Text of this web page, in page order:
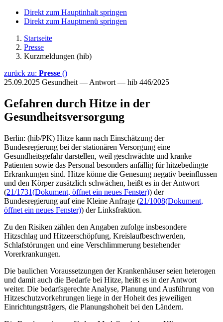
Direkt zum Hauptinhalt springen
Direkt zum Hauptmenü springen
Startseite
Presse
Kurzmeldungen (hib)
zurück zu: Presse ()
25.09.2025 Gesundheit — Antwort — hib 446/2025
Gefahren durch Hitze in der
Gesundheitsversorgung
Berlin: (hib/PK) Hitze kann nach Einschätzung der
Bundesregierung bei der stationären Versorgung eine
Gesundheitsgefahr darstellen, weil geschwächte und kranke
Patienten sowie das Personal besonders anfällig für hitzebedingte
Erkrankungen sind. Hitze könne die Genesung negativ beeinflussen
und den Körper zusätzlich schwächen, heißt es in der Antwort
(21/1731(Dokument, öffnet ein neues Fenster)) der
Bundesregierung auf eine Kleine Anfrage (21/1008(Dokument,
öffnet ein neues Fenster)) der Linksfraktion.
Zu den Risiken zählen den Angaben zufolge insbesondere
Hitzschlag und Hitzeerschöpfung, Kreislaufbeschwerden,
Schlafstörungen und eine Verschlimmerung bestehender
Vorerkrankungen.
Die baulichen Voraussetzungen der Krankenhäuser seien heterogen
und damit auch die Bedarfe bei Hitze, heißt es in der Antwort
weiter. Die bedarfsgerechte Analyse, Planung und Ausführung von
Hitzeschutzvorkehrungen liege in der Hoheit des jeweiligen
Einrichtungsträgers, die Planungshoheit bei den Ländern.